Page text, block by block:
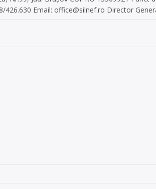
426.630 Email: office@silnef.ro Director